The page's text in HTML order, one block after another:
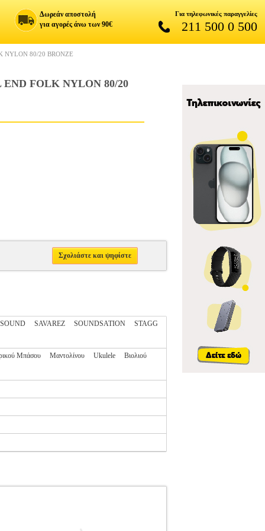
Δωρεάν αποστολή
για αγορές άνω των 90€
Για τηλεφωνικές παραγγελίες
211 500 0 500
80/20 BRONZE
FOLK NYLON 80/20
Σχολιάστε και ψηφίστε
SAVAREZ SOUNDSATION
STAGG
Μπάσου Μαντολίνου Ukulele
Βιολιού